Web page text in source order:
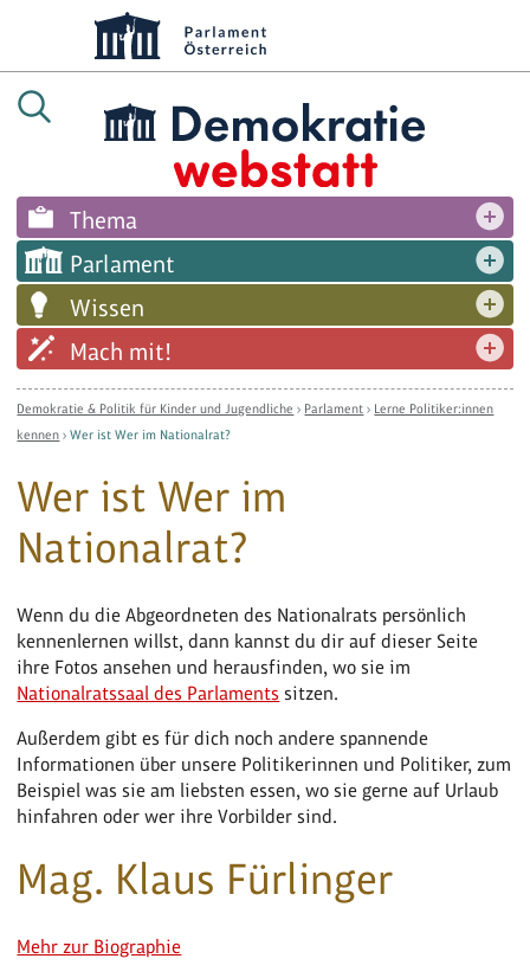
Thema
Parlament
Wissen
Mach mit!
Demokratie & Politik für Kinder und Jugendliche › Parlament › Lerne Politiker:innen
kennen ›Wer ist Wer im Nationalrat?
Wer ist Wer im
Nationalrat?
Wenn du die Abgeordneten des Nationalrats persönlich
kennenlernen willst, dann kannst du dir auf dieser Seite
ihre Fotos ansehen und herausfinden, wo sie im
Nationalratssaal des Parlaments sitzen.
Außerdem gibt es für dich noch andere spannende
Informationen über unsere Politikerinnen und Politiker, zum
Beispiel was sie am liebsten essen, wo sie gerne auf Urlaub
hinfahren oder wer ihre Vorbilder sind.
Mag. Klaus Fürlinger
Mehr zur Biographie